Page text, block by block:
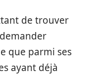
de trouver
que parmi ses
ayant déjà